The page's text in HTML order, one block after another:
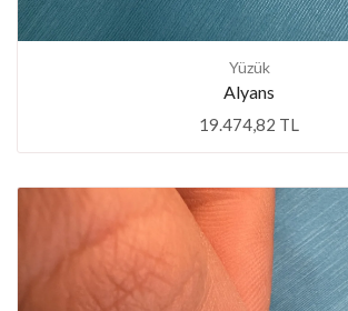
Yüzük
Alyans
19.474,82 TL